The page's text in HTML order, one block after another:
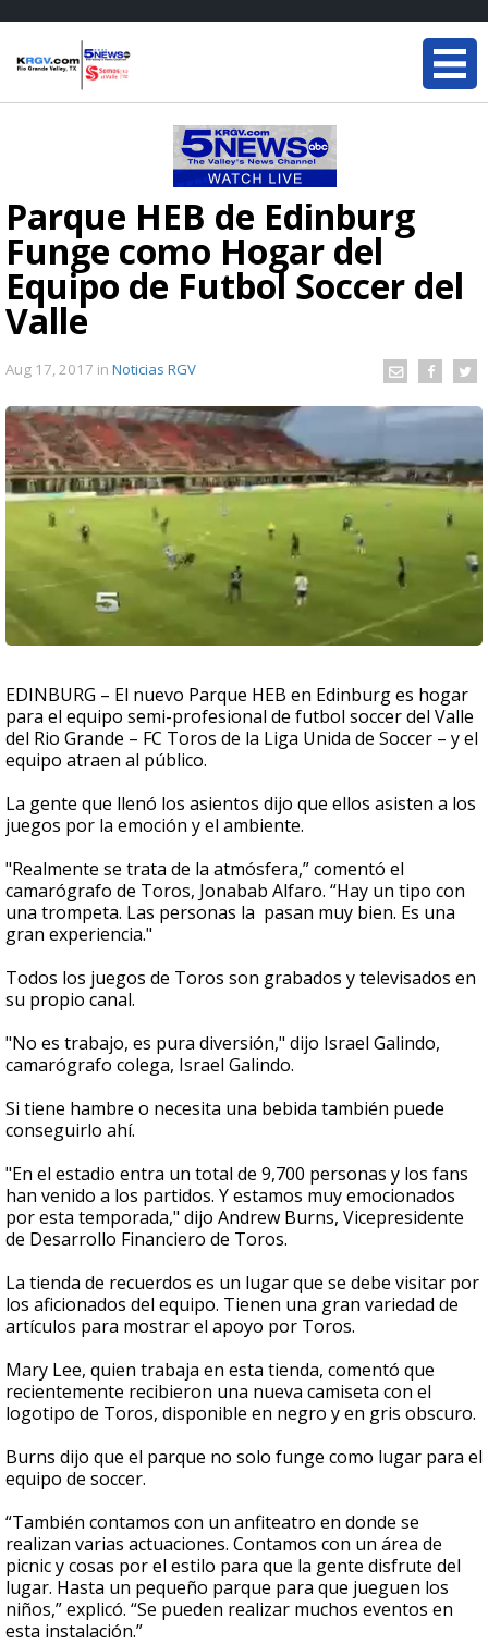
Parque HEB de Edinburg
Funge como Hogar del
Equipo de Futbol Soccer del
Valle
Aug 17, 2017 in Noticias RGV
EDINBURG – El nuevo Parque HEB en Edinburg es hogar
para el equipo semi-profesional de futbol soccer del Valle
del Rio Grande – FC Toros de la Liga Unida de Soccer – y el
equipo atraen al público.
La gente que llenó los asientos dijo que ellos asisten a los
juegos por la emoción y el ambiente.
"Realmente se trata de la atmósfera,” comentó el
camarógrafo de Toros, Jonabab Alfaro. “Hay un tipo con
una trompeta. Las personas la pasan muy bien. Es una
gran experiencia."
Todos los juegos de Toros son grabados y televisados en
su propio canal.
"No es trabajo, es pura diversión," dijo Israel Galindo,
camarógrafo colega, Israel Galindo.
Si tiene hambre o necesita una bebida también puede
conseguirlo ahí.
"En el estadio entra un total de 9,700 personas y los fans
han venido a los partidos. Y estamos muy emocionados
por esta temporada," dijo Andrew Burns, Vicepresidente
de Desarrollo Financiero de Toros.
La tienda de recuerdos es un lugar que se debe visitar por
los aficionados del equipo. Tienen una gran variedad de
artículos para mostrar el apoyo por Toros.
Mary Lee, quien trabaja en esta tienda, comentó que
recientemente recibieron una nueva camiseta con el
logotipo de Toros, disponible en negro y en gris obscuro.
Burns dijo que el parque no solo funge como lugar para el
equipo de soccer.
“También contamos con un anfiteatro en donde se
realizan varias actuaciones. Contamos con un área de
picnic y cosas por el estilo para que la gente disfrute del
lugar. Hasta un pequeño parque para que jueguen los
niños,” explicó. “Se pueden realizar muchos eventos en
esta instalación.”